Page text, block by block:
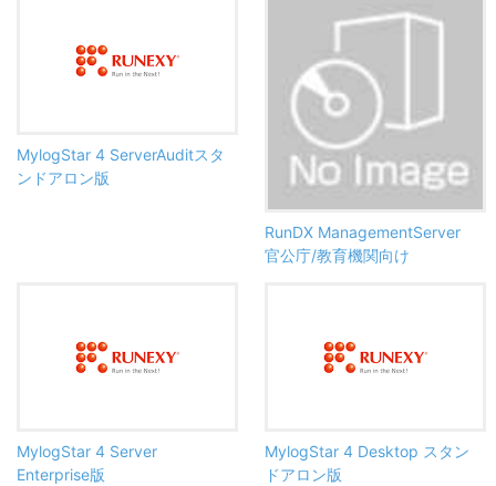
MylogStar 4 ServerAuditスタ
ンドアロン版
RunDX ManagementServer
官公庁/教育機関向け
MylogStar 4 Server
Enterprise版
MylogStar 4 Desktop スタン
ドアロン版